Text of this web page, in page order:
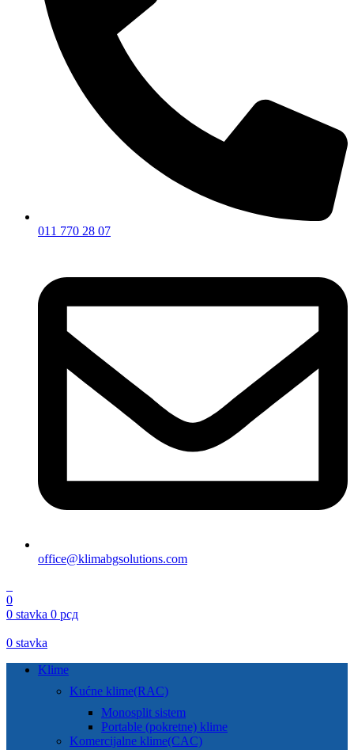
011 770 28 07
office@klimabgsolutions.com
0
0 stavka 0 рсд
0 stavka
Klime
Kućne klime(RAC)
Monosplit sistem
Portable (pokretne) klime
Komercijalne klime(CAC)